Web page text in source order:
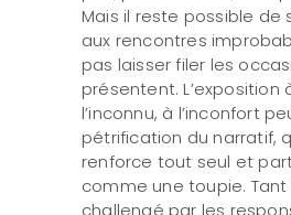
Mais il reste possible de
aux rencontres
pas laisser filer les
présentent. L’exposition
l’inconnu, à l’inconfort
pétrification du narratif,
renforce tout seul et
comme une toupie. Tant